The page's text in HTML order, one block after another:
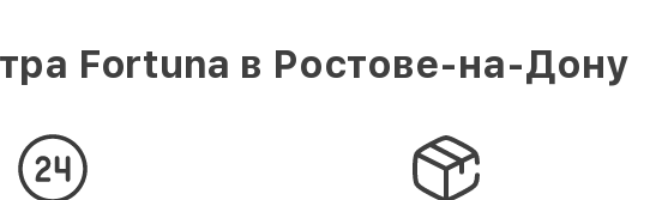
Fortuna в Ростове-на-Дону